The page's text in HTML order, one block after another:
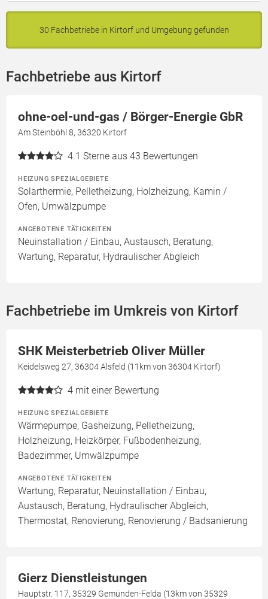
30 Fachbetriebe in Kirtorf und Umgebung gefunden
Fachbetriebe aus Kirtorf
ohne-oel-und-gas / Börger-Energie GbR
Am Steinböhl 8, 36320 Kirtorf
4.1 Sterne aus 43 Bewertungen
HEIZUNG SPEZIALGEBIETE
Solarthermie, Pelletheizung, Holzheizung, Kamin /
Ofen, Umwälzpumpe
ANGEBOTENE TÄTIGKEITEN
Neuinstallation / Einbau, Austausch, Beratung,
Wartung, Reparatur, Hydraulischer Abgleich
Fachbetriebe im Umkreis von Kirtorf
SHK Meisterbetrieb Oliver Müller
Keidelsweg 27, 36304 Alsfeld (11km von 36304 Kirtorf)
4 mit einer Bewertung
HEIZUNG SPEZIALGEBIETE
Wärmepumpe, Gasheizung, Pelletheizung,
Holzheizung, Heizkörper, Fußbodenheizung,
Badezimmer, Umwälzpumpe
ANGEBOTENE TÄTIGKEITEN
Wartung, Reparatur, Neuinstallation / Einbau,
Austausch, Beratung, Hydraulischer Abgleich,
Thermostat, Renovierung, Renovierung / Badsanierung
Gierz Dienstleistungen
Hauptstr. 117, 35329 Gemünden-Felda (13km von 35329